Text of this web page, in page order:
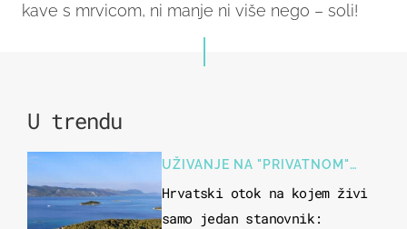
kave s mrvicom, ni manje ni više nego – soli!
U trendu
UŽIVANJE NA "PRIVATNOM"
OTOKU
Hrvatski otok na kojem živi
samo jedan stanovnik: